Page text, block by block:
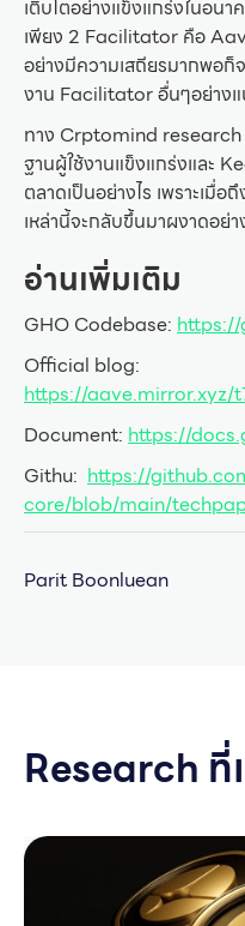
เติบโตอย่างแข็งแกร่งในอน
เพียง 2 Facilitator คือ
อย่างมีความเสถียรมากพอก็
งาน Facilitator อื่นๆอย่าง
ทาง Crptomind
ฐานผู้ใช้งานแข็งแกร่งและ
ตลาดเป็นอย่างไร เพราะเมื่
เหล่านี้จะกลับขึ้นมาผงาดอย่
อ่านเพิ่มเติม
GHO Codebase:
Official blog:
https://aave.mirror.xyz/
Document: https://
Githu: https://
core/blob/main/
Parit Boonluean
Research ที่